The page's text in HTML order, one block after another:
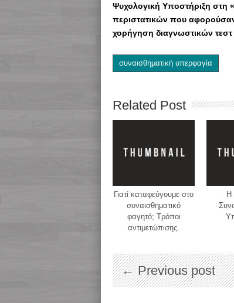
Ψυχολογική Υποστήριξη στη
περιστατικών που
χορήγηση διαγνωστικών τεστ
συναισθηματική υπερφαγία
Related Post
Γιατί καταφεύγουμε στο
συναισθηματικό
φαγητό; Τρόποι
αντιμετώπισης.
H
← Previous post